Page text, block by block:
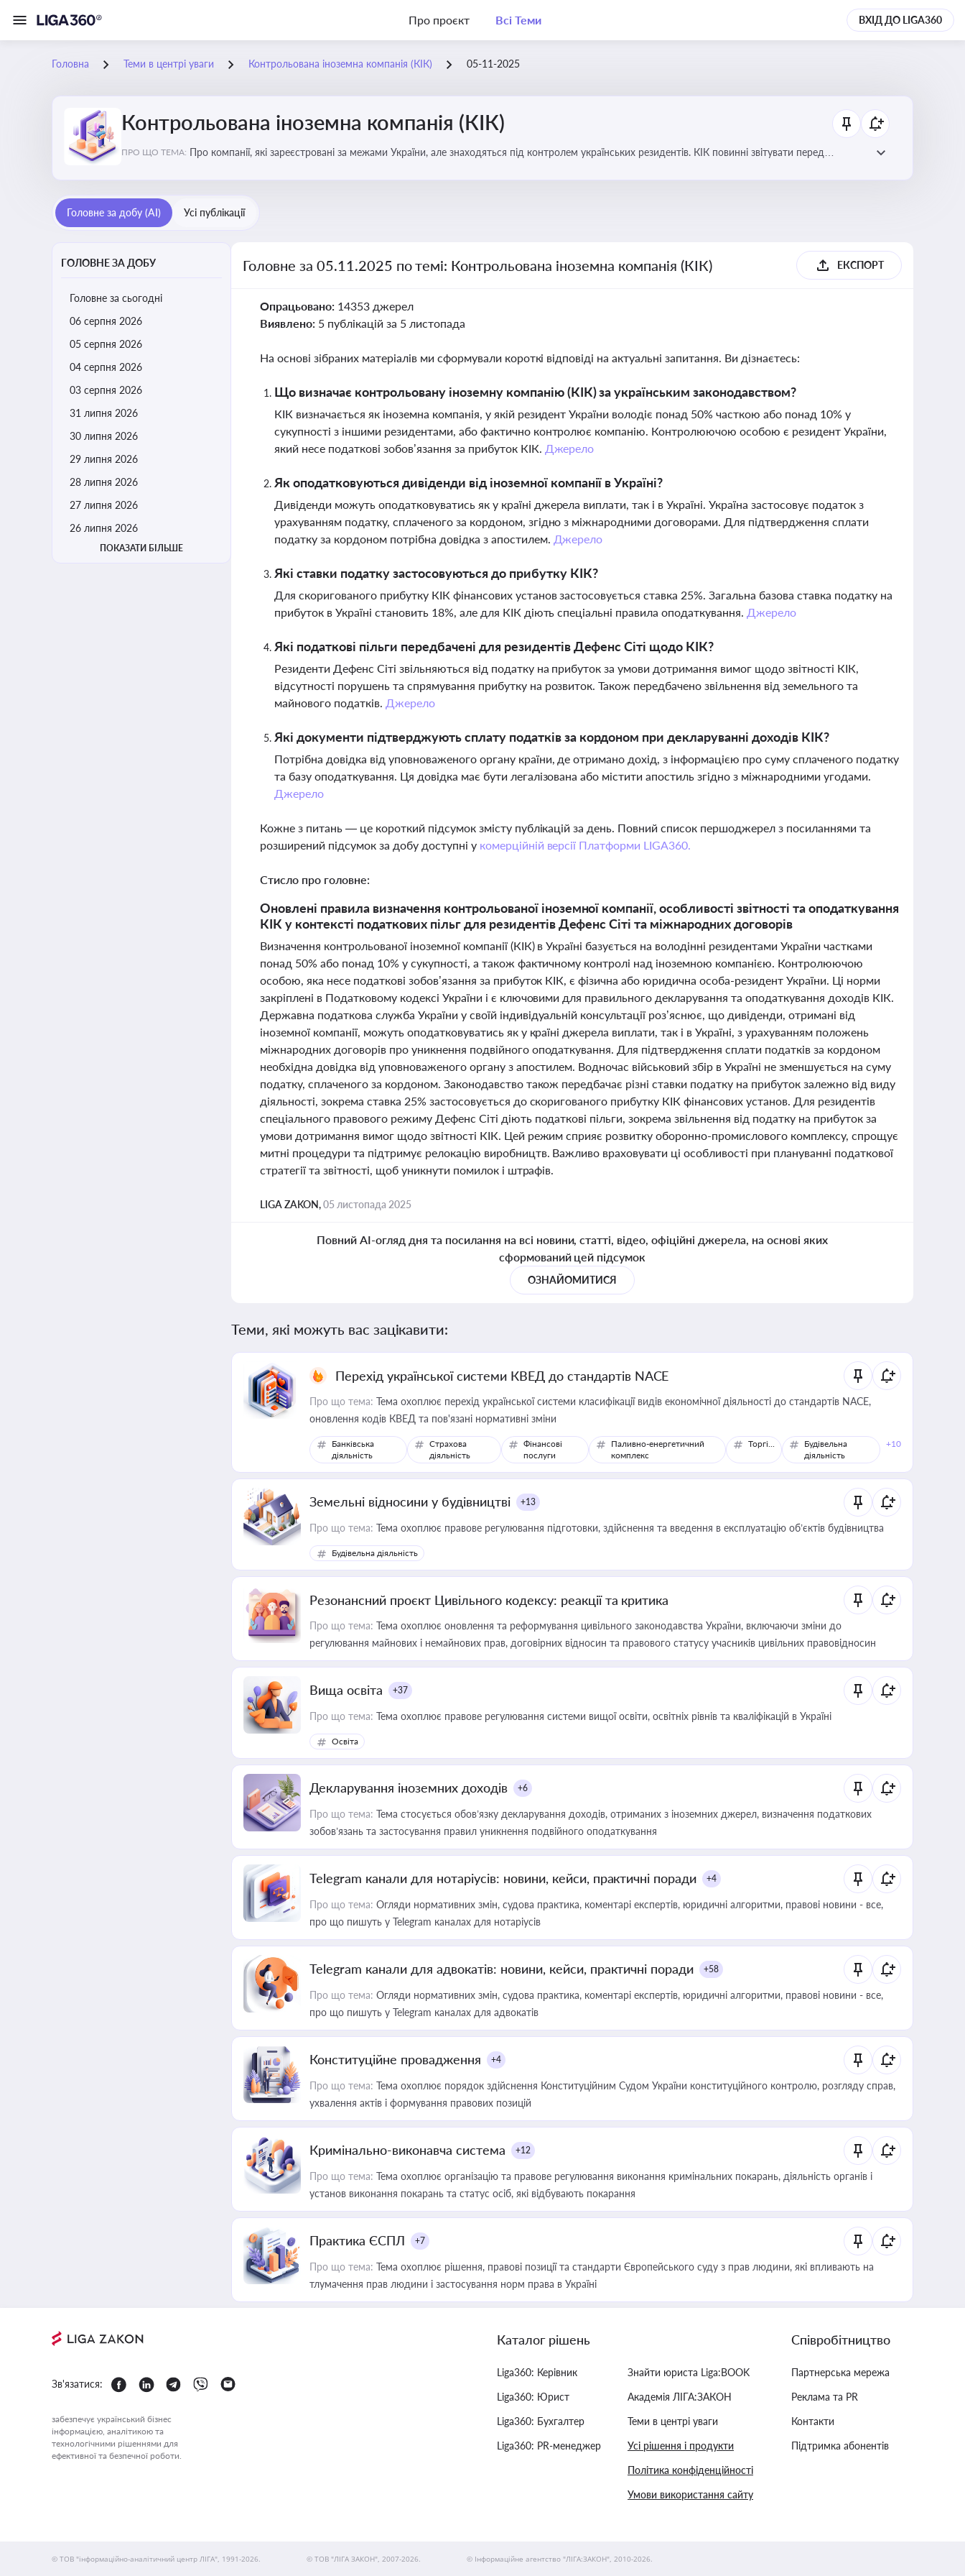
Про проєкт Всі Теми ВХІД ДО LIGA360
Головна Теми в центрі уваги Контрольована іноземна компанія (КІК) 05-11-2025
Контрольована іноземна компанія (КІК)
ПРО ЩО ТЕМА: Про компанії, які зареєстровані за межами України, але знаходяться під контролем українських резидентів. КІК повинні звітувати перед
Головне за добу (AI) Усі публікації
ГОЛОВНЕ ЗА ДОБУ
Головне за сьогодні
06 серпня 2026
05 серпня 2026
04 серпня 2026
03 серпня 2026
31 липня 2026
30 липня 2026
29 липня 2026
28 липня 2026
27 липня 2026
26 липня 2026
ПОКАЗАТИ БІЛЬШЕ
Головне за 05.11.2025 по темі: Контрольована іноземна компанія (КІК) ЕКСПОРТ
Опрацьовано: 14353 джерел
Виявлено: 5 публікацій за 5 листопада
На основі зібраних матеріалів ми сформували короткі відповіді на актуальні запитання. Ви дізнаєтесь:
Що визначає контрольовану іноземну компанію (КІК) за українським законодавством?
КІК визначається як іноземна компанія, у якій резидент України володіє понад 50% часткою або понад 10% у
сукупності з іншими резидентами, або фактично контролює компанію. Контролюючою особою є резидент України,
який несе податкові зобов’язання за прибуток КІК. Джерело
Як оподатковуються дивіденди від іноземної компанії в Україні?
Дивіденди можуть оподатковуватись як у країні джерела виплати, так і в Україні. Україна застосовує податок з
урахуванням податку, сплаченого за кордоном, згідно з міжнародними договорами. Для підтвердження сплати
податку за кордоном потрібна довідка з апостилем. Джерело
Які ставки податку застосовуються до прибутку КІК?
Для скоригованого прибутку КІК фінансових установ застосовується ставка 25%. Загальна базова ставка податку на
прибуток в Україні становить 18%, але для КІК діють спеціальні правила оподаткування. Джерело
Які податкові пільги передбачені для резидентів Дефенс Сіті щодо КІК?
Резиденти Дефенс Сіті звільняються від податку на прибуток за умови дотримання вимог щодо звітності КІК,
відсутності порушень та спрямування прибутку на розвиток. Також передбачено звільнення від земельного та
майнового податків. Джерело
Які документи підтверджують сплату податків за кордоном при декларуванні доходів КІК?
Потрібна довідка від уповноваженого органу країни, де отримано дохід, з інформацією про суму сплаченого податку
та базу оподаткування. Ця довідка має бути легалізована або містити апостиль згідно з міжнародними угодами.
Джерело
Кожне з питань — це короткий підсумок змісту публікацій за день. Повний список першоджерел з посиланнями та
розширений підсумок за добу доступні у комерційній версії Платформи LIGA360.
Стисло про головне:
Оновлені правила визначення контрольованої іноземної компанії, особливості звітності та оподаткування
КІК у контексті податкових пільг для резидентів Дефенс Сіті та міжнародних договорів
Визначення контрольованої іноземної компанії (КІК) в Україні базується на володінні резидентами України частками
понад 50% або понад 10% у сукупності, а також фактичному контролі над іноземною компанією. Контролюючою
особою, яка несе податкові зобов’язання за прибуток КІК, є фізична або юридична особа-резидент України. Ці норми
закріплені в Податковому кодексі України і є ключовими для правильного декларування та оподаткування доходів КІК.
Державна податкова служба України у своїй індивідуальній консультації роз’яснює, що дивіденди, отримані від
іноземної компанії, можуть оподатковуватись як у країні джерела виплати, так і в Україні, з урахуванням положень
міжнародних договорів про уникнення подвійного оподаткування. Для підтвердження сплати податків за кордоном
необхідна довідка від уповноваженого органу з апостилем. Водночас військовий збір в Україні не зменшується на суму
податку, сплаченого за кордоном. Законодавство також передбачає різні ставки податку на прибуток залежно від виду
діяльності, зокрема ставка 25% застосовується до скоригованого прибутку КІК фінансових установ. Для резидентів
спеціального правового режиму Дефенс Сіті діють податкові пільги, зокрема звільнення від податку на прибуток за
умови дотримання вимог щодо звітності КІК. Цей режим сприяє розвитку оборонно-промислового комплексу, спрощує
митні процедури та підтримує релокацію виробництв. Важливо враховувати ці особливості при плануванні податкової
стратегії та звітності, щоб уникнути помилок і штрафів.
LIGA ZAKON,05 листопада 2025
Повний AI-огляд дня та посилання на всі новини, статті, відео, офіційні джерела, на основі яких
сформований цей підсумок
ОЗНАЙОМИТИСЯ
Теми, які можуть вас зацікавити:
Перехід української системи КВЕД до стандартів NACE
Про що тема: Тема охоплює перехід української системи класифікації видів економічної діяльності до стандартів NACE,
оновлення кодів КВЕД та пов'язані нормативні зміни
Банківська
діяльність
Страхова
діяльність
Фінансові
послуги
Паливно-енергетичний
комплекс
Торгівля
Будівельна
діяльність
+10
Земельні відносини у будівництві +13
Про що тема: Тема охоплює правове регулювання підготовки, здійснення та введення в експлуатацію об’єктів будівництва
Будівельна діяльність
Резонансний проєкт Цивільного кодексу: реакції та критика
Про що тема: Тема охоплює оновлення та реформування цивільного законодавства України, включаючи зміни до
регулювання майнових і немайнових прав, договірних відносин та правового статусу учасників цивільних правовідносин
Вища освіта +37
Про що тема: Тема охоплює правове регулювання системи вищої освіти, освітніх рівнів та кваліфікацій в Україні
Освіта
Декларування іноземних доходів +6
Про що тема: Тема стосується обов’язку декларування доходів, отриманих з іноземних джерел, визначення податкових
зобов’язань та застосування правил уникнення подвійного оподаткування
Telegram канали для нотаріусів: новини, кейси, практичні поради +4
Про що тема: Огляди нормативних змін, судова практика, коментарі експертів, юридичні алгоритми, правові новини - все,
про що пишуть у Telegram каналах для нотаріусів
Telegram канали для адвокатів: новини, кейси, практичні поради +58
Про що тема: Огляди нормативних змін, судова практика, коментарі експертів, юридичні алгоритми, правові новини - все,
про що пишуть у Telegram каналах для адвокатів
Конституційне провадження +4
Про що тема: Тема охоплює порядок здійснення Конституційним Судом України конституційного контролю, розгляду справ,
ухвалення актів і формування правових позицій
Кримінально-виконавча система +12
Про що тема: Тема охоплює організацію та правове регулювання виконання кримінальних покарань, діяльність органів і
установ виконання покарань та статус осіб, які відбувають покарання
Практика ЄСПЛ +7
Про що тема: Тема охоплює рішення, правові позиції та стандарти Європейського суду з прав людини, які впливають на
тлумачення прав людини і застосування норм права в Україні
Зв'язатися:
забезпечує український бізнес
інформацією, аналітикою та
технологічними рішеннями для
ефективної та безпечної роботи.
Каталог рішень
Liga360: Керівник
Liga360: Юрист
Liga360: Бухгалтер
Liga360: PR-менеджер
Знайти юриста Liga:BOOK
Академія ЛІГА:ЗАКОН
Теми в центрі уваги
Усі рішення і продукти
Політика конфіденційності
Умови використання сайту
Співробітництво
Партнерська мережа
Реклама та PR
Контакти
Підтримка абонентів
© ТОВ "інформаційно-аналітичний центр ЛІГА", 1991-2026. © ТОВ "ЛІГА ЗАКОН", 2007-2026. © Інформаційне агентство "ЛІГА:ЗАКОН", 2010-2026.